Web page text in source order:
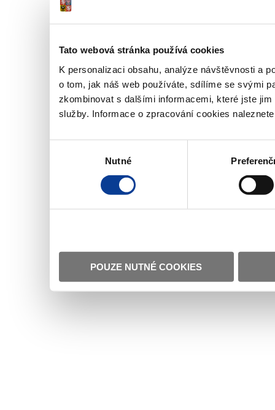
Tato webová stránka používá cookies
K personalizaci obsahu, analýze návštěvnosti a
o tom, jak náš web používáte, sdílíme se svými
zkombinovat s dalšími informacemi, které jste
služby. Informace o zpracování cookies
Nutné
POUZE NUTNÉ COOKIES